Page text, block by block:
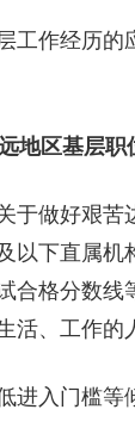
作经历的应
地区基层职
做好艰苦边
以下直属
合格分数
活、工作的
入门槛等倾